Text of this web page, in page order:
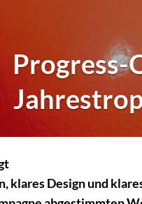
Progress-
klares Design und